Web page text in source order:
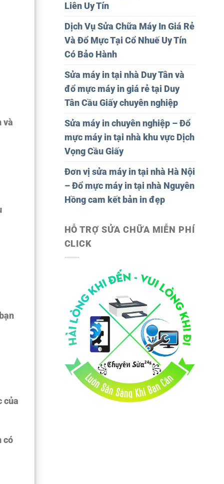
và
của
có
Liên Uy Tín
Dịch Vụ Sửa Chữa Máy In Giá Rẻ
Và Đổ Mực Tại Cổ Nhuế Uy Tín
Có Bảo Hành
Sửa máy in tại nhà Duy Tân và
đổ mực máy in giá rẻ tại Duy
Tân Cầu Giấy chuyên nghiệp
Sửa máy in chuyên nghiệp – Đổ
mực máy in tại nhà khu vực Dịch
Vọng Cầu Giấy
Đơn vị sửa máy in tại nhà Hà Nội
– Đổ mực máy in tại nhà Nguyên
Hồng cam kết bản in đẹp
HỖ TRỢ SỬA CHỮA MIỄN PHÍ
CLICK